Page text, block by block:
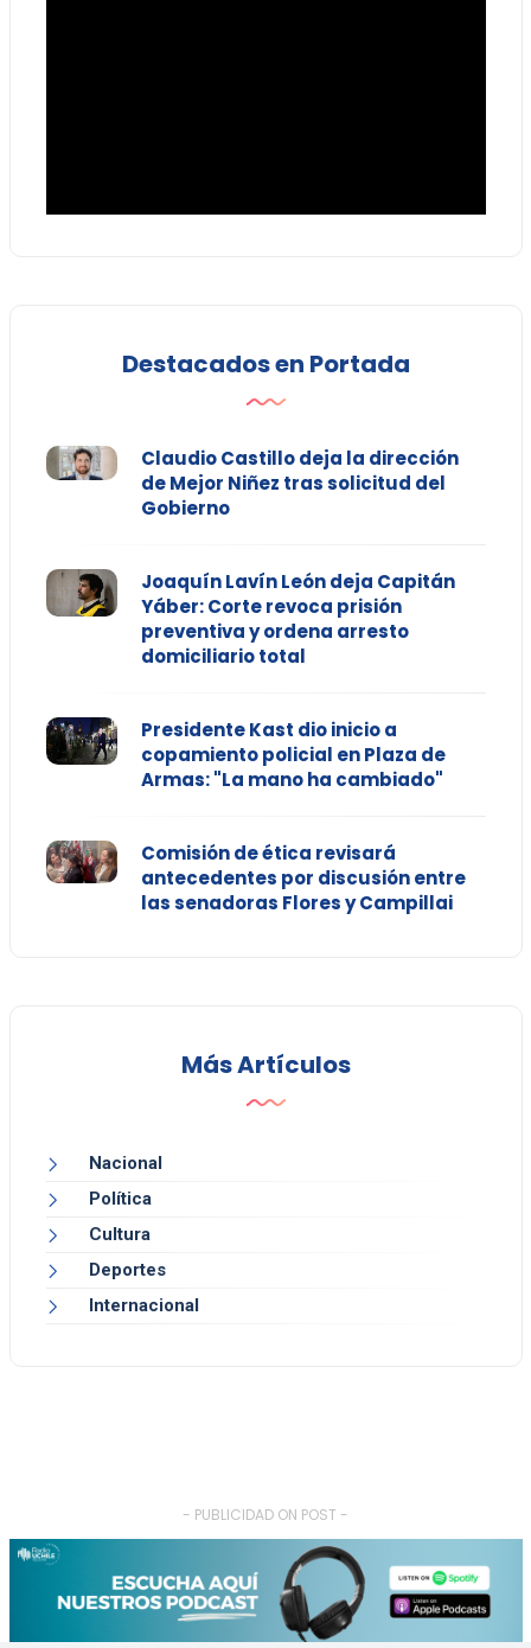
Destacados en Portada
Claudio Castillo deja la dirección
de Mejor Niñez tras solicitud del
Gobierno
Joaquín Lavín León deja Capitán
Yáber: Corte revoca prisión
preventiva y ordena arresto
domiciliario total
Presidente Kast dio inicio a
copamiento policial en Plaza de
Armas: "La mano ha cambiado"
Comisión de ética revisará
antecedentes por discusión entre
las senadoras Flores y Campillai
Más Artículos
Nacional
Política
Cultura
Deportes
Internacional
- PUBLICIDAD ON POST -